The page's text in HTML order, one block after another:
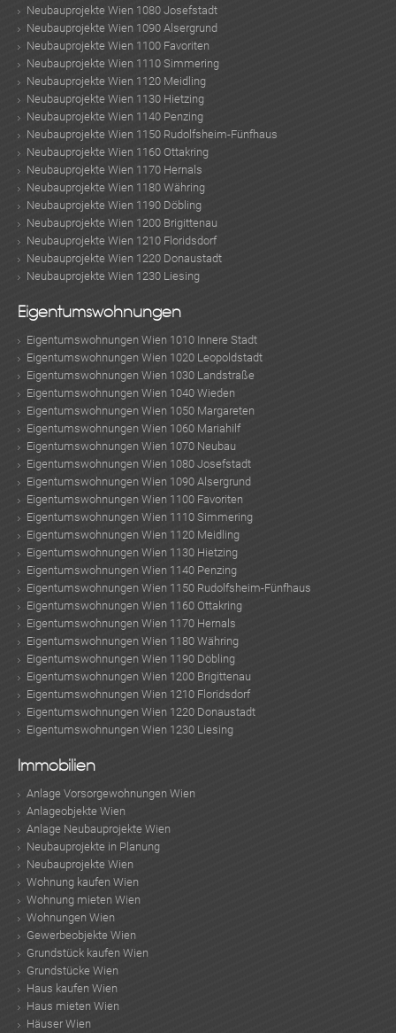
Neubauprojekte Wien 1080 Josefstadt
Neubauprojekte Wien 1090 Alsergrund
Neubauprojekte Wien 1100 Favoriten
Neubauprojekte Wien 1110 Simmering
Neubauprojekte Wien 1120 Meidling
Neubauprojekte Wien 1130 Hietzing
Neubauprojekte Wien 1140 Penzing
Neubauprojekte Wien 1150 Rudolfsheim-Fünfhaus
Neubauprojekte Wien 1160 Ottakring
Neubauprojekte Wien 1170 Hernals
Neubauprojekte Wien 1180 Währing
Neubauprojekte Wien 1190 Döbling
Neubauprojekte Wien 1200 Brigittenau
Neubauprojekte Wien 1210 Floridsdorf
Neubauprojekte Wien 1220 Donaustadt
Neubauprojekte Wien 1230 Liesing
Eigentumswohnungen
Eigentumswohnungen Wien 1010 Innere Stadt
Eigentumswohnungen Wien 1020 Leopoldstadt
Eigentumswohnungen Wien 1030 Landstraße
Eigentumswohnungen Wien 1040 Wieden
Eigentumswohnungen Wien 1050 Margareten
Eigentumswohnungen Wien 1060 Mariahilf
Eigentumswohnungen Wien 1070 Neubau
Eigentumswohnungen Wien 1080 Josefstadt
Eigentumswohnungen Wien 1090 Alsergrund
Eigentumswohnungen Wien 1100 Favoriten
Eigentumswohnungen Wien 1110 Simmering
Eigentumswohnungen Wien 1120 Meidling
Eigentumswohnungen Wien 1130 Hietzing
Eigentumswohnungen Wien 1140 Penzing
Eigentumswohnungen Wien 1150 Rudolfsheim-Fünfhaus
Eigentumswohnungen Wien 1160 Ottakring
Eigentumswohnungen Wien 1170 Hernals
Eigentumswohnungen Wien 1180 Währing
Eigentumswohnungen Wien 1190 Döbling
Eigentumswohnungen Wien 1200 Brigittenau
Eigentumswohnungen Wien 1210 Floridsdorf
Eigentumswohnungen Wien 1220 Donaustadt
Eigentumswohnungen Wien 1230 Liesing
Immobilien
Anlage Vorsorgewohnungen Wien
Anlageobjekte Wien
Anlage Neubauprojekte Wien
Neubauprojekte in Planung
Neubauprojekte Wien
Wohnung kaufen Wien
Wohnung mieten Wien
Wohnungen Wien
Gewerbeobjekte Wien
Grundstück kaufen Wien
Grundstücke Wien
Haus kaufen Wien
Haus mieten Wien
Häuser Wien